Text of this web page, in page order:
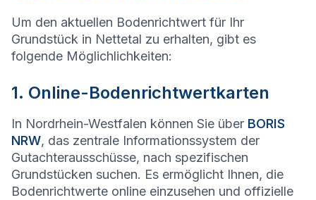
Um den aktuellen Bodenrichtwert für Ihr
Grundstück in Nettetal zu erhalten, gibt es
folgende Möglichlichkeiten:
1. Online-Bodenrichtwertkarten
In Nordrhein-Westfalen können Sie über BORIS
NRW, das zentrale Informationssystem der
Gutachterausschüsse, nach spezifischen
Grundstücken suchen. Es ermöglicht Ihnen, die
Bodenrichtwerte online einzusehen und offizielle